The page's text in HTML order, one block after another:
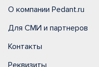
О компании Pedant.ru
Для СМИ и партнеров
Контакты
Реквизиты